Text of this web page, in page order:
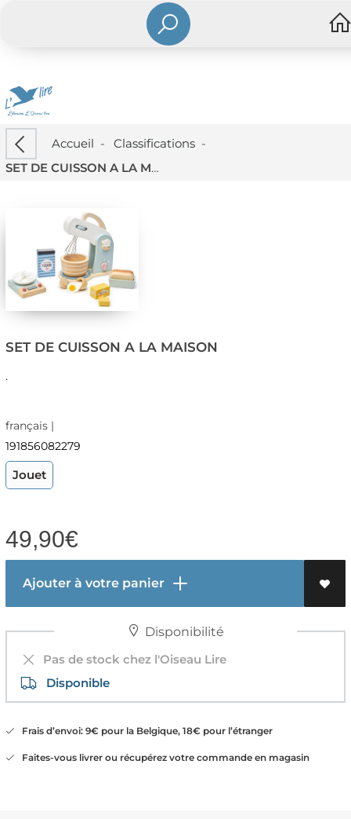
Accueil - Classifications-
SET DE CUISSON A LA MAISON
SET DE CUISSON A LA MAISON
.
français |
191856082279
Jouet
49,90€
Ajouter à votre panier
Disponibilité
Pas de stock chez l'Oiseau Lire
Disponible
Frais d’envoi: 9€ pour la Belgique, 18€ pour l’étranger
Faites-vous livrer ou récupérez votre commande en magasin